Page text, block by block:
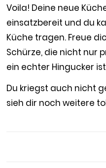
Voila! Deine neue
einsatzbereit und du
Küche tragen. Freue
Schürze, die nicht nur
ein echter Hingucker
Du kriegst auch nicht
sieh dir noch weitere